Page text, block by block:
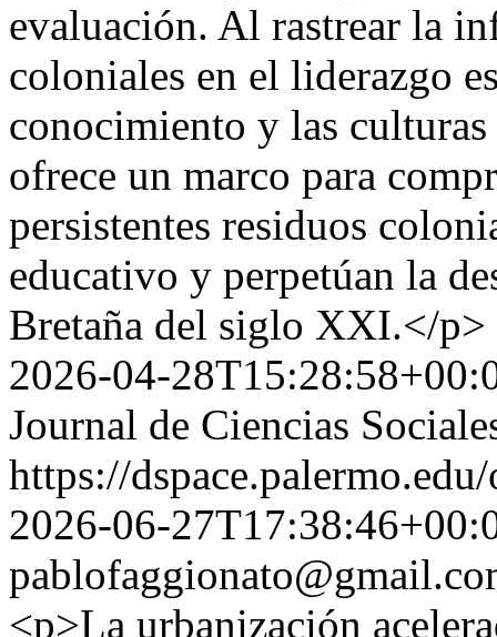
evaluación. Al rastrear la
coloniales en el liderazgo
conocimiento y las
ofrece un marco para
persistentes residuos
educativo y perpetúan la
Bretaña del siglo XXI.</p>
2026-04-
Journal de Ciencias
https://
2026-06-
<p>La urbanización